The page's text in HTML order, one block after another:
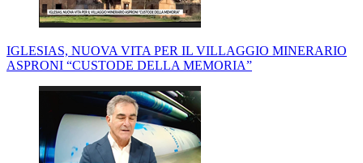
IGLESIAS, NUOVA VITA PER IL VILLAGGIO MINERARIO
ASPRONI “CUSTODE DELLA MEMORIA”